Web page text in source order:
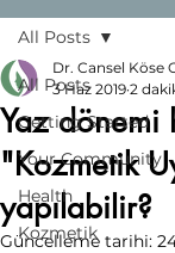
All Posts
Getting Started
Your Community
Health
Kozmetik
All Posts
Yaz dönemi
"Kozmetik
yapılabilir?
Dr. Cansel Köse
3 Haz 2019 2
Güncelleme tarihi: